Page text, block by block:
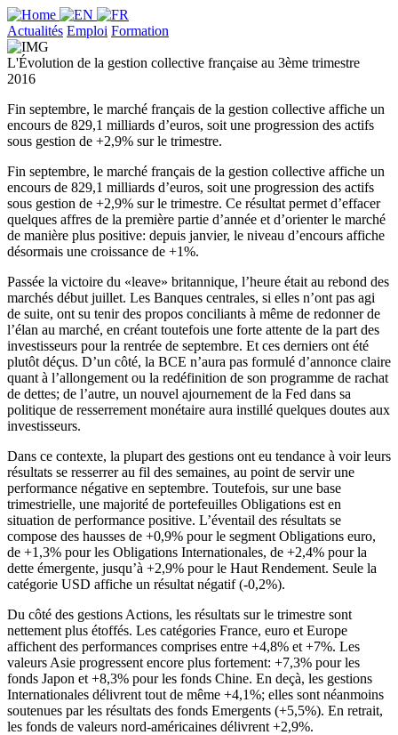
Actualités Emploi Formation
L'Évolution de la gestion collective française au 3ème trimestre
2016
Fin septembre, le marché français de la gestion collective affiche un
encours de 829,1 milliards d’euros, soit une progression des actifs
sous gestion de +2,9% sur le trimestre.
Fin septembre, le marché français de la gestion collective affiche un
encours de 829,1 milliards d’euros, soit une progression des actifs
sous gestion de +2,9% sur le trimestre. Ce résultat permet d’effacer
quelques affres de la première partie d’année et d’orienter le marché
de manière plus positive: depuis janvier, le niveau d’encours affiche
désormais une croissance de +1%.
Passée la victoire du «leave» britannique, l’heure était au rebond des
marchés début juillet. Les Banques centrales, si elles n’ont pas agi
de suite, ont su tenir des propos conciliants à même de redonner de
l’élan au marché, en créant toutefois une forte attente de la part des
investisseurs pour la rentrée de septembre. Et ces derniers ont été
plutôt déçus. D’un côté, la BCE n’aura pas formulé d’annonce claire
quant à l’allongement ou la redéfinition de son programme de rachat
de dettes; de l’autre, un nouvel ajournement de la Fed dans sa
politique de resserrement monétaire aura instillé quelques doutes aux
investisseurs.
Dans ce contexte, la plupart des gestions ont eu tendance à voir leurs
résultats se resserrer au fil des semaines, au point de servir une
performance négative en septembre. Toutefois, sur une base
trimestrielle, une majorité de portefeuilles Obligations est en
situation de performance positive. L’éventail des résultats se
compose des hausses de +0,9% pour le segment Obligations euro,
de +1,3% pour les Obligations Internationales, de +2,4% pour la
dette émergente, jusqu’à +2,9% pour le Haut Rendement. Seule la
catégorie USD affiche un résultat négatif (-0,2%).
Du côté des gestions Actions, les résultats sur le trimestre sont
nettement plus étoffés. Les catégories France, euro et Europe
affichent des performances comprises entre +4,8% et +7%. Les
valeurs Asie progressent encore plus fortement: +7,3% pour les
fonds Japon et +8,3% pour les fonds Chine. En deçà, les gestions
Internationales délivrent tout de même +4,1%; elles sont néanmoins
soutenues par les résultats des fonds Emergents (+5,5%). En retrait,
les fonds de valeurs nord-américaines délivrent +2,9%.